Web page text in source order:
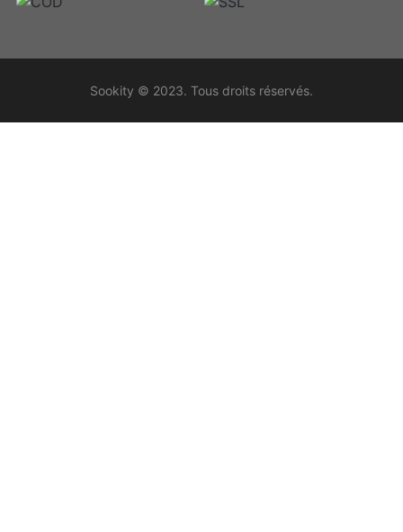
Sookity © 2023. Tous droits réservés.